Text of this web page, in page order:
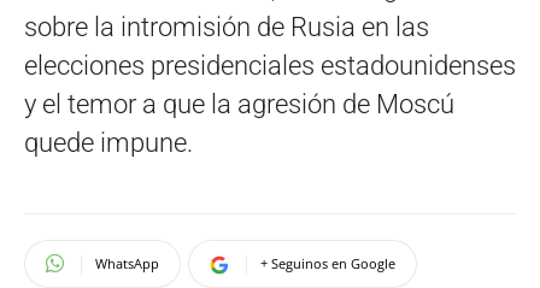
sobre la intromisión de Rusia en las
elecciones presidenciales estadounidenses
y el temor a que la agresión de Moscú
quede impune.
WhatsApp + Seguinos en Google